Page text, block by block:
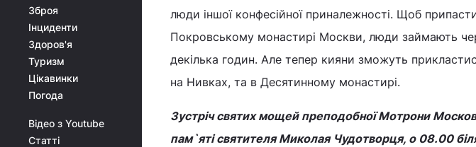
Зброя
Інциденти
Здоров'я
Туризм
Цікавинки
Погода
Відео з Youtube
Статті
люди іншої конфесійної приналежності. Щоб
Покровському монастирі Москви, люди займають
декілька годин. Але тепер кияни зможуть
на Нивках, та в Десятинному монастирі.
Зустріч святих мощей преподобної Мотрони
пам`яті святителя Миколая Чудотворця, о 08.00